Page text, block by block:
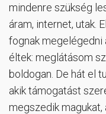
mindenre szükség
áram, internet, utak.
fognak megelégedni
éltek: meglátásom
boldogan. De hát el
akik támogatást
megszedik magukat,